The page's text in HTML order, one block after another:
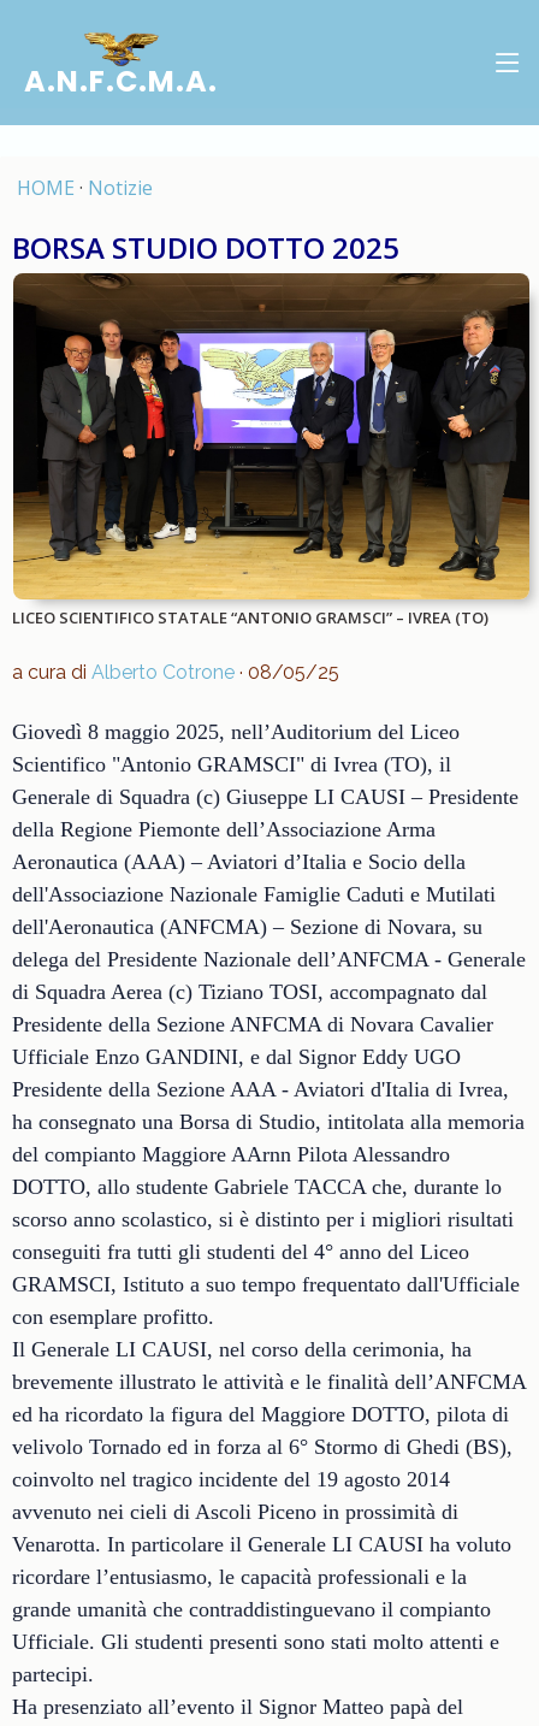
A.N.F.C.M.A.
HOME · Notizie
BORSA STUDIO DOTTO 2025
LICEO SCIENTIFICO STATALE “ANTONIO GRAMSCI” – IVREA (TO)
a cura di Alberto Cotrone· 08/05/25
Giovedì 8 maggio 2025, nell’Auditorium del Liceo
Scientifico "Antonio GRAMSCI" di Ivrea (TO), il
Generale di Squadra (c) Giuseppe LI CAUSI – Presidente
della Regione Piemonte dell’Associazione Arma
Aeronautica (AAA) – Aviatori d’Italia e Socio della
dell'Associazione Nazionale Famiglie Caduti e Mutilati
dell'Aeronautica (ANFCMA) – Sezione di Novara, su
delega del Presidente Nazionale dell’ANFCMA - Generale
di Squadra Aerea (c) Tiziano TOSI, accompagnato dal
Presidente della Sezione ANFCMA di Novara Cavalier
Ufficiale Enzo GANDINI, e dal Signor Eddy UGO
Presidente della Sezione AAA - Aviatori d'Italia di Ivrea,
ha consegnato una Borsa di Studio, intitolata alla memoria
del compianto Maggiore AArnn Pilota Alessandro
DOTTO, allo studente Gabriele TACCA che, durante lo
scorso anno scolastico, si è distinto per i migliori risultati
conseguiti fra tutti gli studenti del 4° anno del Liceo
GRAMSCI, Istituto a suo tempo frequentato dall'Ufficiale
con esemplare profitto.
Il Generale LI CAUSI, nel corso della cerimonia, ha
brevemente illustrato le attività e le finalità dell’ANFCMA
ed ha ricordato la figura del Maggiore DOTTO, pilota di
velivolo Tornado ed in forza al 6° Stormo di Ghedi (BS),
coinvolto nel tragico incidente del 19 agosto 2014
avvenuto nei cieli di Ascoli Piceno in prossimità di
Venarotta. In particolare il Generale LI CAUSI ha voluto
ricordare l’entusiasmo, le capacità professionali e la
grande umanità che contraddistinguevano il compianto
Ufficiale. Gli studenti presenti sono stati molto attenti e
partecipi.
Ha presenziato all’evento il Signor Matteo papà del